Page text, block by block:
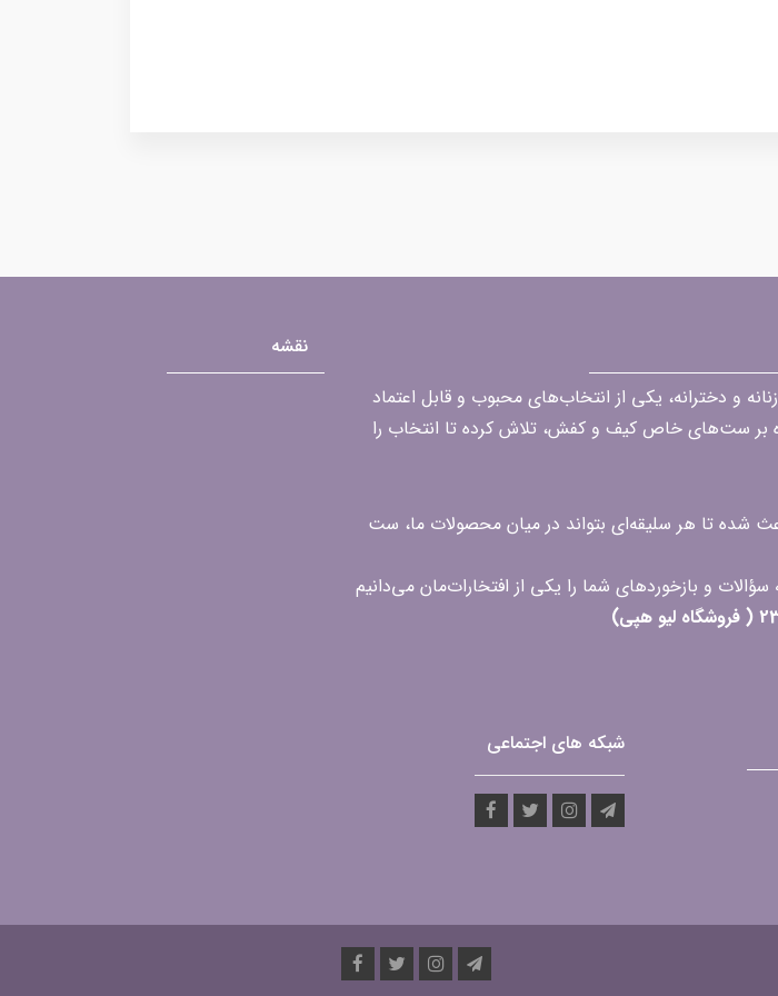
و کفش زنانه و دخترانه، یکی از انتخاب‌های محبوب و قابل اعتماد
بر ست‌های خاص کیف و کفش، تلاش کرده تا انتخاب را
شده تا هر سلیقه‌ای بتواند در میان محصولات ما، ست
نقشه
شبکه های اجتماعی